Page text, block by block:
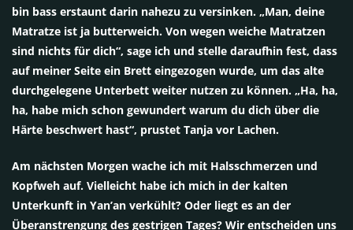
bin bass erstaunt darin nahezu zu versinken. „Man, deine
Matratze ist ja butterweich. Von wegen weiche Matratzen
sind nichts für dich“, sage ich und stelle daraufhin fest, dass
auf meiner Seite ein Brett eingezogen wurde, um das alte
durchgelegene Unterbett weiter nutzen zu können. „Ha, ha,
ha, habe mich schon gewundert warum du dich über die
Härte beschwert hast“, prustet Tanja vor Lachen.
Am nächsten Morgen wache ich mit Halsschmerzen und
Kopfweh auf. Vielleicht habe ich mich in der kalten
Unterkunft in Yan’an verkühlt? Oder liegt es an der
Überanstrengung des gestrigen Tages? Wir entscheiden uns